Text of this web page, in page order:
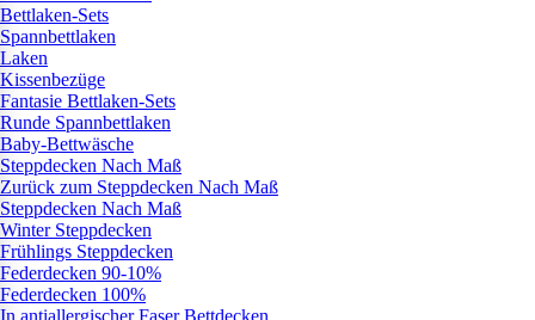
Bettlaken-Sets
Spannbettlaken
Laken
Kissenbezüge
Fantasie Bettlaken-Sets
Runde Spannbettlaken
Baby-Bettwäsche
Steppdecken Nach Maß
Zurück zum Steppdecken Nach Maß
Steppdecken Nach Maß
Winter Steppdecken
Frühlings Steppdecken
Federdecken 90-10%
Federdecken 100%